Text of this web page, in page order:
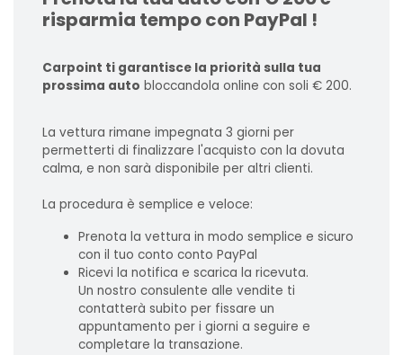
risparmia tempo con PayPal !
Carpoint ti garantisce la priorità sulla tua
prossima auto bloccandola online con soli € 200.
La vettura rimane impegnata 3 giorni per
permetterti di finalizzare l'acquisto con la dovuta
calma, e non sarà disponibile per altri clienti.
La procedura è semplice e veloce:
Prenota la vettura in modo semplice e sicuro
con il tuo conto conto PayPal
Ricevi la notifica e scarica la ricevuta.
Un nostro consulente alle vendite ti
contatterà subito per fissare un
appuntamento per i giorni a seguire e
completare la transazione.